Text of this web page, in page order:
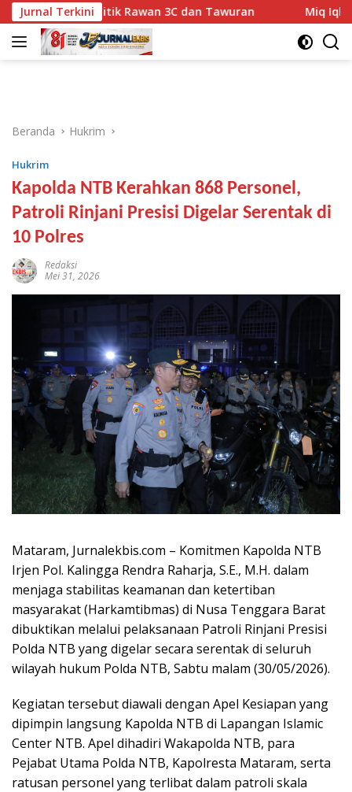
Langsung
ke
konten
Jurnal Terkini
Titik Rawan 3C dan Tawuran Miq Iqbal: Jangan
Beranda Hukrim
Hukrim
Kapolda NTB Kerahkan 868 Personel,
Patroli Rinjani Presisi Digelar Serentak di
10 Polres
Redaksi
Mei 31, 2026
Mataram, Jurnalekbis.com – Komitmen Kapolda NTB
Irjen Pol. Kalingga Rendra Raharja, S.E., M.H. dalam
menjaga stabilitas keamanan dan ketertiban
masyarakat (Harkamtibmas) di Nusa Tenggara Barat
dibuktikan melalui pelaksanaan Patroli Rinjani Presisi
Polda NTB yang digelar secara serentak di seluruh
wilayah hukum Polda NTB, Sabtu malam (30/05/2026).
Kegiatan tersebut diawali dengan Apel Kesiapan yang
dipimpin langsung Kapolda NTB di Lapangan Islamic
Center NTB. Apel dihadiri Wakapolda NTB, para
Pejabat Utama Polda NTB, Kapolresta Mataram, serta
ratusan personel yang terlibat dalam patroli skala